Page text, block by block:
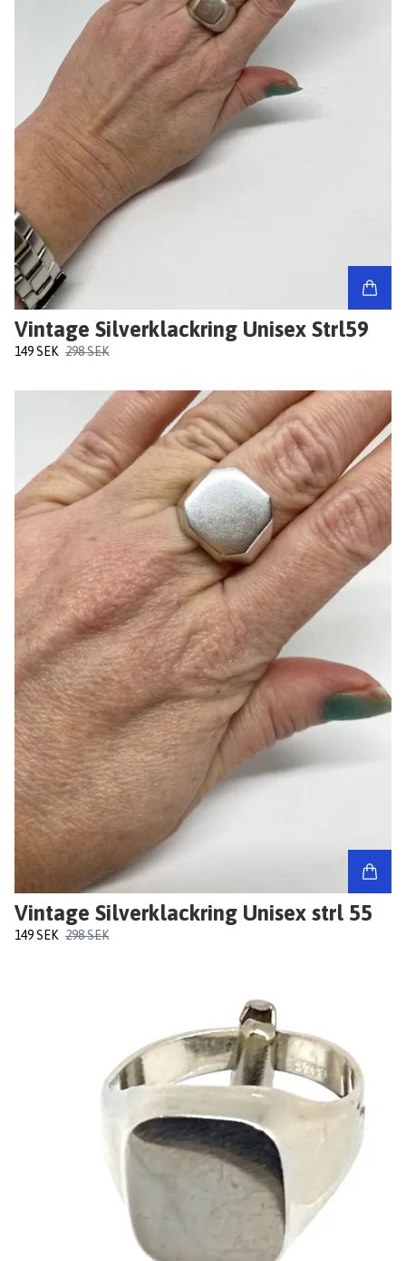
Vintage Silverklackring Unisex Strl59
149 SEK 298 SEK
Vintage Silverklackring Unisex strl 55
149 SEK 298 SEK